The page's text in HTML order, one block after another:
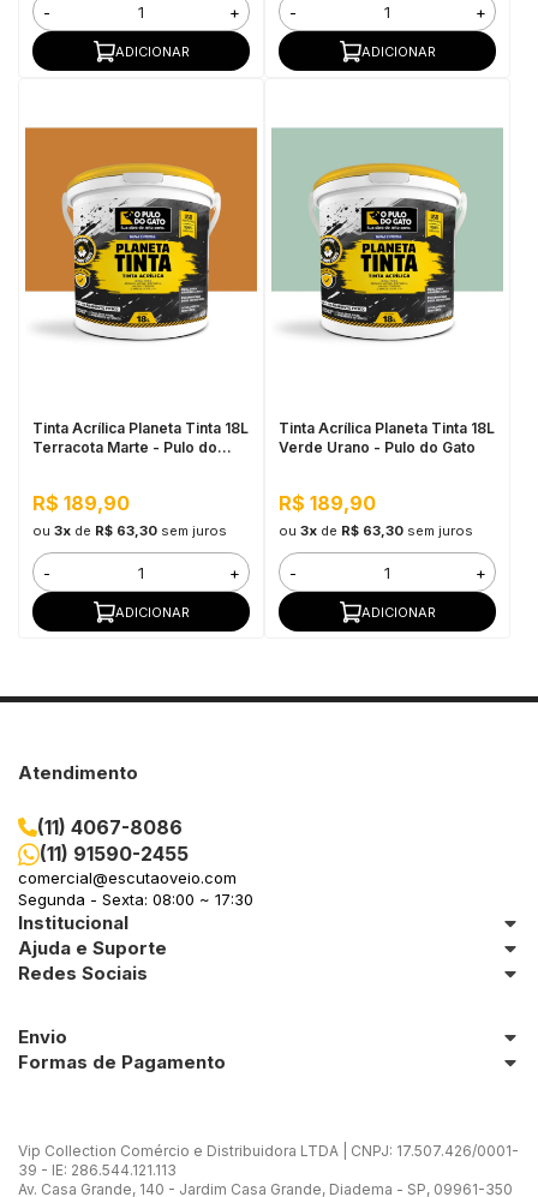
- +
ADICIONAR
- +
ADICIONAR
Tinta Acrílica Planeta Tinta 18L
Terracota Marte - Pulo do
R$ 189,90
ou 3xde R$ 63,30 sem juros
- +
ADICIONAR
Tinta Acrílica Planeta Tinta 18L
Verde Urano - Pulo do Gato
R$ 189,90
ou 3xde R$ 63,30 sem juros
- +
ADICIONAR
Atendimento
(11) 4067-8086
(11) 91590-2455
comercial@escutaoveio.com
Segunda - Sexta: 08:00 ~ 17:30
Institucional
Ajuda e Suporte
Redes Sociais
Envio
Formas de Pagamento
Vip Collection Comércio e Distribuidora LTDA | CNPJ: 17.507.426/0001-
39 - IE: 286.544.121.113
Av. Casa Grande, 140 - Jardim Casa Grande, Diadema - SP, 09961-350